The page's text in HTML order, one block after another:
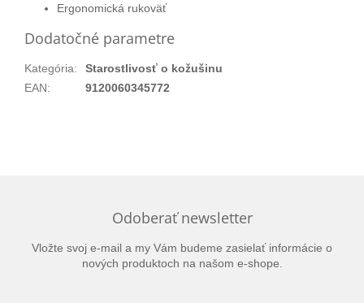
Ergonomická rukoväť
Dodatočné parametre
Kategória:
Starostlivosť o kožušinu
EAN: 9120060345772
Odoberať newsletter
Vložte svoj e-mail a my Vám budeme zasielať informácie o
nových produktoch na našom e-shope.